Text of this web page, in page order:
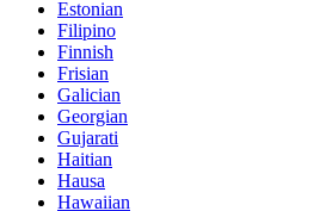
Estonian
Filipino
Finnish
Frisian
Galician
Georgian
Gujarati
Haitian
Hausa
Hawaiian